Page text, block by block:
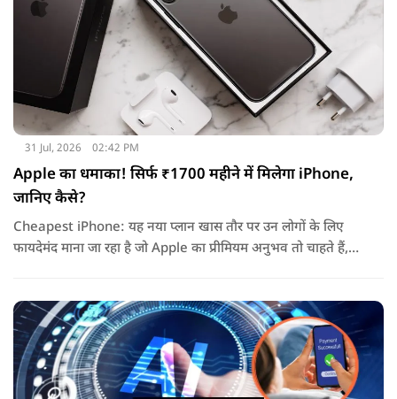
31 Jul, 2026 02:42 PM
Apple का धमाका! सिर्फ ₹1700 महीने में मिलेगा iPhone,
जानिए कैसे?
Cheapest iPhone: यह नया प्लान खास तौर पर उन लोगों के लिए
फायदेमंद माना जा रहा है जो Apple का प्रीमियम अनुभव तो चाहते हैं,